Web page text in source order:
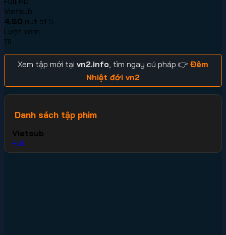
Vietsub
4.50 out of 5
Lượt xem:
111
Xem tập mới tại vn2.info , tìm ngay cú pháp 👉 Đêm
Nhiệt đới vn2
Danh sách tập phim
Vietsub
Full